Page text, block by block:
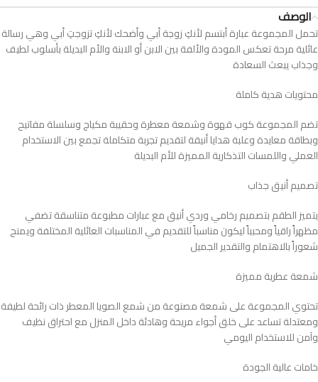
الوصف
تحمل المجموعة عبارة أبتسم لأنكِ زوجة أبي وأضحك لأنكِ تزوجتِ أبي وهي رسالة
عائلية مرحة تعكس المودة والألفة بين الابن أو الابنة والأم البديلة بأسلوب لطيف
وجذاب يبعث السعادة
محتويات هدية كاملة
تضم المجموعة كوب قهوة وشمعة معطرة وحقيبة مكياج وسلسلة مفاتيح
وبطاقة معايدة وعلبة هدايا أنيقة لتقديم تجربة متكاملة تجمع بين الاستخدام
العملي واللمسات التذكارية المميزة للأم البديلة
تصميم أنيق جذاب
يتميز الطقم بتصميم رخامي وردي أنيق مع عبارات مطبوعة متناسقة تضفي
مظهراً راقياً ومحبباً ليكون مناسباً للتقديم في المناسبات العائلية المختلفة ويمنح
شعوراً بالاهتمام والتقدير الجميل
شمعة عطرية مميزة
تحتوي المجموعة على شمعة مصنوعة من شمع الصويا المعطر ذات رائحة لطيفة
ومعتدلة تساعد على خلق أجواء مريحة وهادئة داخل المنزل مع احتراق نظيف
وآمن للاستخدام اليومي
خامات عالية الجودة